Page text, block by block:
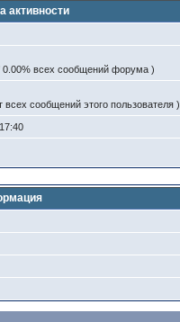
активности
0.00% всех сообщений форума )
сообщений этого пользователя )